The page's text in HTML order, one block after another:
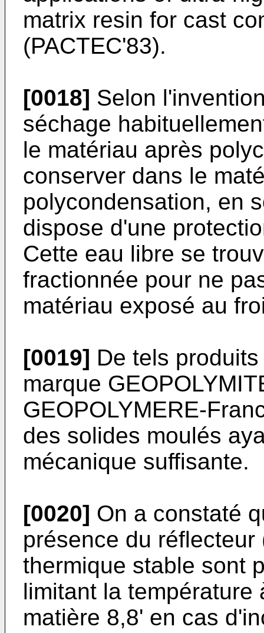
matrix resin for cast
(PACTEC'83).
[0018] Selon
séchage
le matériau après
conserver dans le
polycondensation, en
dispose d'une
Cette eau libre se
fractionnée pour ne
matériau exposé au
[0019] De tels
marque
GEOPOLYMERE-
des solides moulés
mécanique suffisante.
[0020] On a constaté
présence du
thermique stable sont
limitant la
matière 8,8' en cas